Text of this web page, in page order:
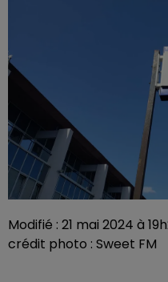
Modifié : 21 mai 2024 à
crédit photo : Sweet FM